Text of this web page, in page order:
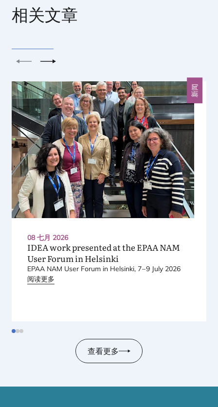
相关文章
上一个 下一个
08 七月 2026
新闻
IDEAwork presented at the EPAANAM
User Forum in Helsinki
EPAA NAM User Forum in Helsinki, 7–9 July 2026
阅读更多
查看更多